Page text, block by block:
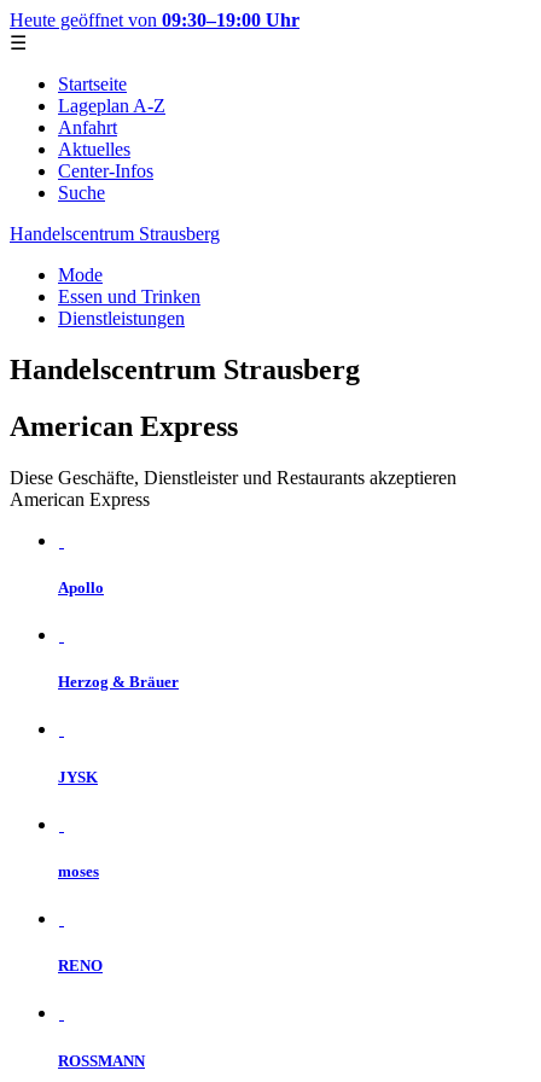
Heute geöffnet von 09:30–19:00 Uhr
☰
Startseite
Lageplan A-Z
Anfahrt
Aktuelles
Center-Infos
Suche
Handelscentrum Strausberg
Mode
Essen und Trinken
Dienstleistungen
Handelscentrum Strausberg
American Express
Diese Geschäfte, Dienstleister und Restaurants akzeptieren
American Express
Apollo
Herzog & Bräuer
JYSK
moses
RENO
ROSSMANN